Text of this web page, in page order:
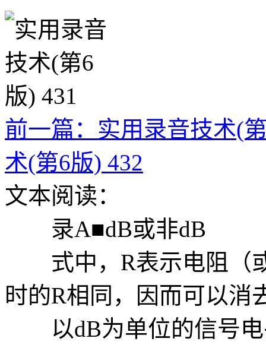
前一篇：实用录音技术(
术(第6版) 432
文本阅读：
录A■dB或非dB
式中，R表示电阻（
时的R相同，因而可以消
以dB为单位的信号电